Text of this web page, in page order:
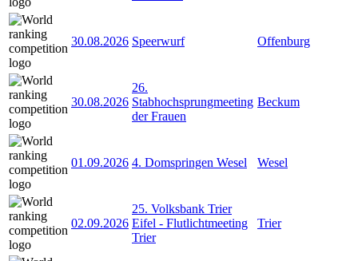
30.08.2026 Speerwurf Offenburg
30.08.2026
26.
Stabhochsprungmeeting
der Frauen
Beckum
01.09.2026 4. Domspringen Wesel Wesel
02.09.2026
25. Volksbank Trier
Eifel - Flutlichtmeeting
Trier
Trier